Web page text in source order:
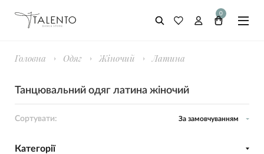
0
Головна Одяг Жіночий Латина
Танцювальний одяг латина жіночий
Сортувати: За замовчуванням
Категорії